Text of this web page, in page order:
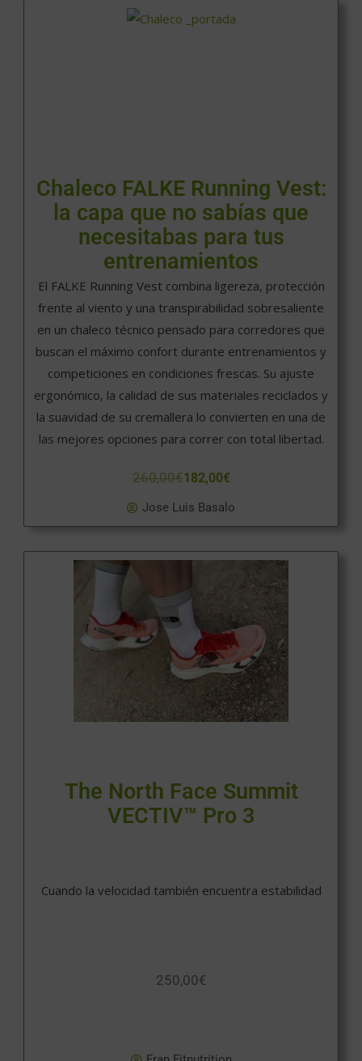
Chaleco FALKE Running Vest:
la capa que no sabías que
necesitabas para tus
entrenamientos
El FALKE Running Vest combina ligereza, protección
frente al viento y una transpirabilidad sobresaliente
en un chaleco técnico pensado para corredores que
buscan el máximo confort durante entrenamientos y
competiciones en condiciones frescas. Su ajuste
ergonómico, la calidad de sus materiales reciclados y
la suavidad de su cremallera lo convierten en una de
las mejores opciones para correr con total libertad.
260,00€182,00€
Jose Luis Basalo
The North Face Summit
VECTIV™ Pro 3
Cuando la velocidad también encuentra estabilidad
250,00€